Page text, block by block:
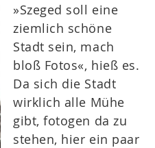
»Szeged soll eine
ziemlich schöne
Stadt sein, mach
bloß Fotos«, hieß es.
Da sich die Stadt
wirklich alle Mühe
gibt, fotogen da zu
stehen, hier ein paar